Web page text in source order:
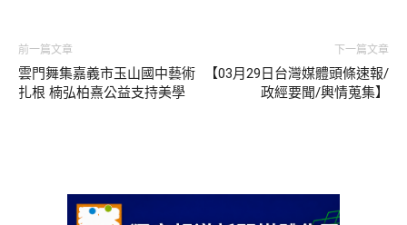
前一篇文章
雲門舞集嘉義市玉山國中藝術
扎根 楠弘柏熹公益支持美學
下一篇文章
【03月29日台灣媒體頭條速報/
政經要聞/輿情蒐集】